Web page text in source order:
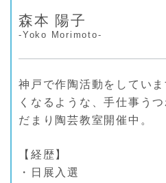
森本 陽子
-Yoko Morimoto-
神戸で作陶活動をしてい
くなるような、手仕事う
だまり陶芸教室開催中。
【経歴】
・日展入選